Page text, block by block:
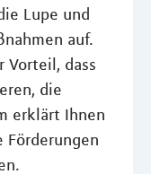
Lupe und
auf.
Vorteil, dass
die
erklärt Ihnen